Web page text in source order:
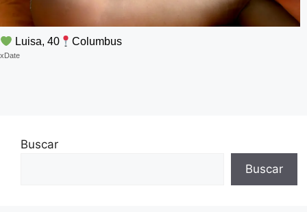
Luisa, 40 Columbus
xDate
Buscar
Buscar